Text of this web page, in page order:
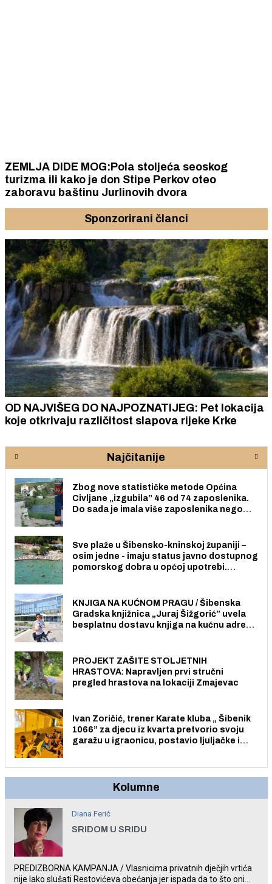
ZEMLJA DIDE MOG:Pola stoljeća seoskog
turizma ili kako je don Stipe Perkov oteo
zaboravu baštinu Jurlinovih dvora
Sponzorirani članci
OD NAJVIŠEG DO NAJPOZNATIJEG: Pet lokacija
koje otkrivaju različitost slapova rijeke Krke
Najčitanije
Zbog nove statističke metode Općina
Civljane „izgubila” 46 od 74 zaposlenika.
Do sada je imala više zaposlenika nego
Sve plaže u Šibensko-kninskoj županiji –
osim jedne - imaju status javno dostupnog
pomorskog dobra u općoj upotrebi.
KNJIGA NA KUĆNOM PRAGU / Šibenska
Gradska knjižnica „Juraj Šižgorić” uvela
besplatnu dostavu knjiga na kućnu adresu
PROJEKT ZAŠITE STOLJETNIH
HRASTOVA: Napravljen prvi stručni
pregled hrastova na lokaciji Zmajevac
Ivan Zoričić, trener Karate kluba „ Šibenik
1066” za djecu iz kvarta pretvorio svoju
garažu u igraonicu, postavio ljuljačke i
Kolumne
Diana Ferić
SRIDOM U SRIDU
PREDIZBORNA KAMPANJA / Vlasnicima privatnih dječjih vrtića
nije lako slušati Restovićeva obećanja jer ispada da to što oni